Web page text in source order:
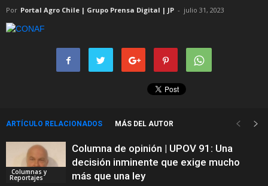
Por Portal Agro Chile | Grupo Prensa Digital | JP - julio 31, 2023
ARTÍCULO RELACIONADOS MÁS DEL AUTOR
Columnas y
Reportajes
Columna de opinión | UPOV 91: Una
decisión inminente que exige mucho
más que una ley